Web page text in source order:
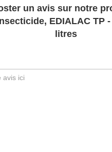
un avis sur notre
EDIALAC TP
litres